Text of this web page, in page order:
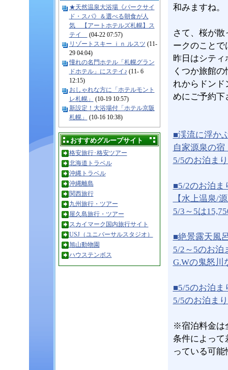
和みますね。
さて、桜が
ークのことで
昨日はシテ
くつか旅館
れからドンド
めにご予約下
■渓流に浮か
自家源泉の
5/5のお泊ま
■5/2のお泊ま
【水上温泉/
5/3～5は
■絶景露天風
5/2～5のお泊
G.Wの鬼怒川
■5/5のお泊ま
5/5のお泊ま
※宿泊料金は
条件によって
っている可
★天然温泉大浴場《パークサイ
ド・スパ》＆選べる朝食が人
気 【アートホテルズ札幌】ス
テイ
(04-22 07:57)
リゾートスキー ｉｎ ルスツ (11-
29 04:04)
憧れの名門ホテル「札幌グラン
ドホテル」にステイ♪ (11- 6
12:15)
おしゃれな方に「ホテルモント
レ札幌」
(10-19 10:57)
新設定！大浴場付「ホテル京阪
札幌」
(10-16 10:38)
おすすめグループサイト
格安旅行･格安ツアー
北海道トラベル
沖縄トラベル
沖縄離島
関西旅行
九州旅行・ツアー
屋久島旅行・ツアー
スカイマーク国内旅行サイト
USJ（ユニバーサルスタジオ）
旭山動物園
ハウステンボス